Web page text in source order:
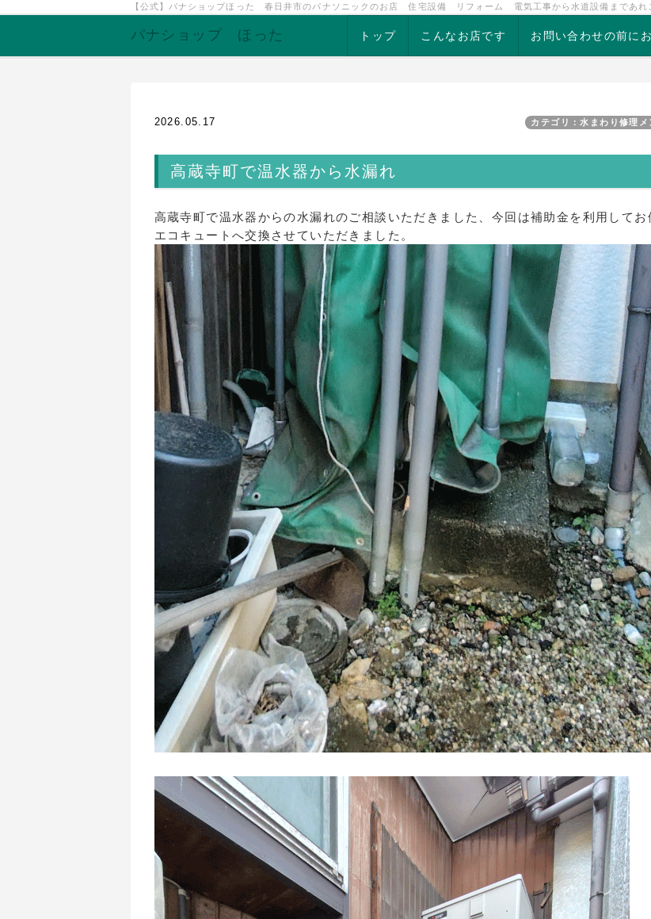
【公式】パナショップほった 春日井市のパナソニックのお店 住宅設備 リフォーム 電気工事から水道設備まであれ
パナショップ ほった トップ こんなお店です お問い合わせの前に
2026.05.17 カテゴリ：水まわり修理メ
高蔵寺町で温水器から水漏れ
高蔵寺町で温水器からの水漏れのご相談いただきました、今回は補助金を利用してお
エコキュートへ交換させていただきました。